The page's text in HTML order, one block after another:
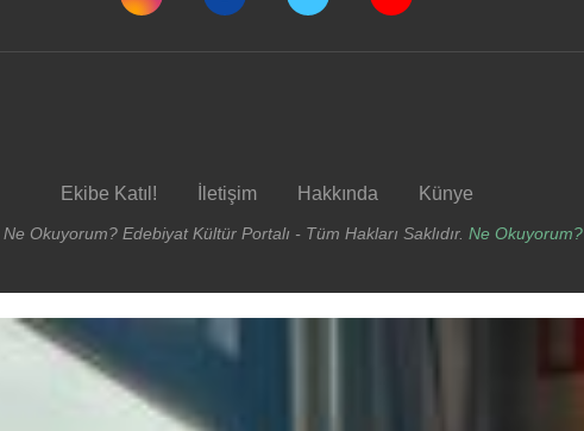
Ekibe Katıl! İletişim Hakkında Künye
Okuyorum? Edebiyat Kültür Portalı - Tüm Hakları Saklıdır. Ne Okuyorum?